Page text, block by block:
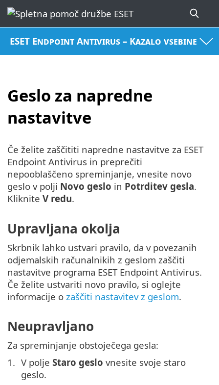
ESET Endpoint Antivirus – Kazalo vsebine
Geslo za napredne
nastavitve
Če želite zaščititi napredne nastavitve za ESET
Endpoint Antivirus in preprečiti
nepooblaščeno spreminjanje, vnesite novo
geslo v polji Novo geslo in Potrditev gesla.
Kliknite V redu.
Upravljana okolja
Skrbnik lahko ustvari pravilo, da v povezanih
odjemalskih računalnikih z geslom zaščiti
nastavitve programa ESET Endpoint Antivirus.
Če želite ustvariti novo pravilo, si oglejte
informacije o zaščiti nastavitev z geslom.
Neupravljano
Za spreminjanje obstoječega gesla:
V polje Staro geslo vnesite svoje staro
geslo.